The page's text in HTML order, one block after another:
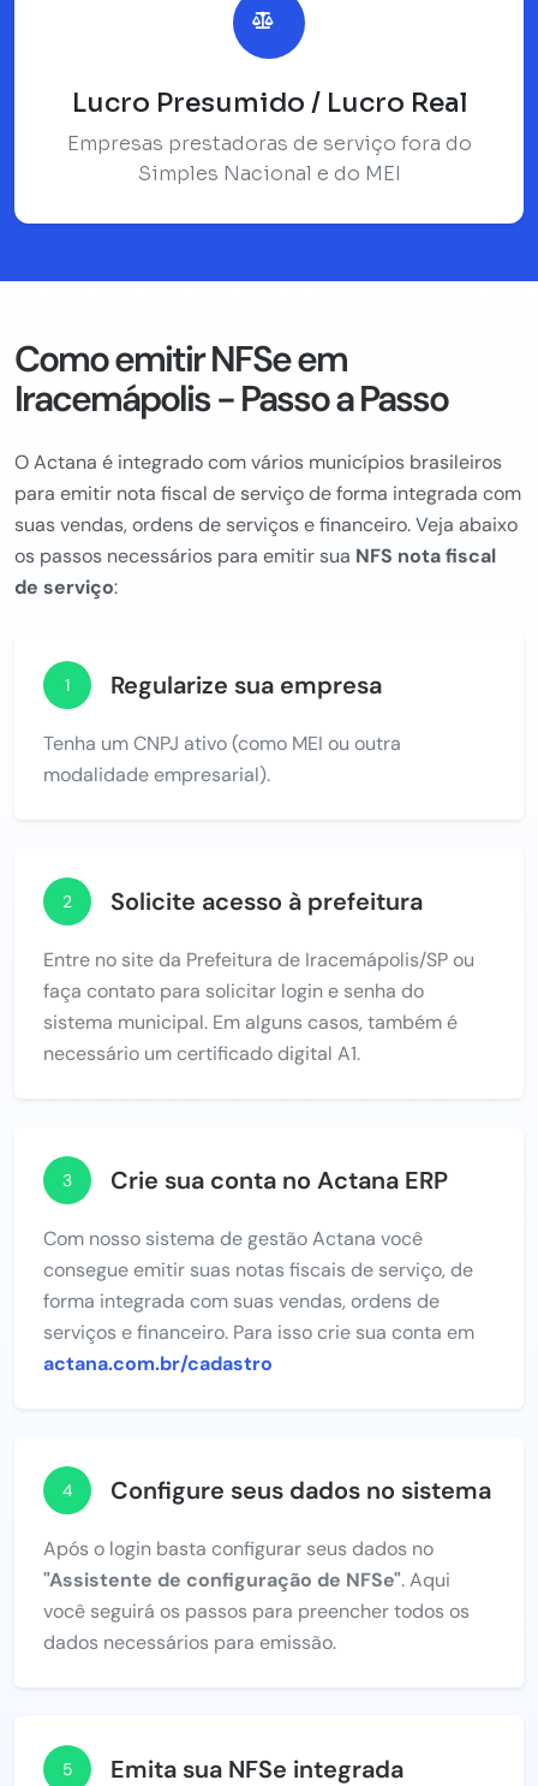
Lucro Presumido / Lucro Real
Empresas prestadoras de serviço fora do
Simples Nacional e do MEI
Como emitir NFSe em
Iracemápolis - Passo a Passo
O Actana é integrado com vários municípios brasileiros
para emitir nota fiscal de serviço de forma integrada com
suas vendas, ordens de serviços e financeiro. Veja abaixo
os passos necessários para emitir sua NFS nota fiscal
de serviço:
1 Regularize sua empresa
Tenha um CNPJ ativo (como MEI ou outra
modalidade empresarial).
2 Solicite acesso à prefeitura
Entre no site da Prefeitura de Iracemápolis/SP ou
faça contato para solicitar login e senha do
sistema municipal. Em alguns casos, também é
necessário um certificado digital A1.
3 Crie sua conta no Actana ERP
Com nosso sistema de gestão Actana você
consegue emitir suas notas fiscais de serviço, de
forma integrada com suas vendas, ordens de
serviços e financeiro. Para isso crie sua conta em
actana.com.br/cadastro
4 Configure seus dados no sistema
Após o login basta configurar seus dados no
"Assistente de configuração de NFSe". Aqui
você seguirá os passos para preencher todos os
dados necessários para emissão.
5 Emita sua NFSe integrada